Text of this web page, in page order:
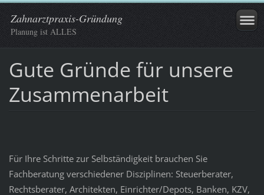
Zahnarztpraxis-Gründung
Planung ist ALLES
Gute Gründe für unsere
Zusammenarbeit
Für Ihre Schritte zur Selbständigkeit brauchen Sie
Fachberatung verschiedener Disziplinen: Steuerberater,
Rechtsberater, Architekten, Einrichter/Depots, Banken, KZV,